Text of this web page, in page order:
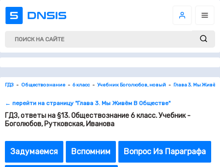
ГДЗ Обществознание 6 класс Учебник Боголюбов, новый Глава 3. Мы
← перейти на страницу "Глава 3. Мы Живём В Обществе"
ГДЗ, ответы на §13. Обществознание 6 класс. Учебник -
Боголюбов, Рутковская, Иванова
Задумаемся Вспомним Вопрос Из Параграфа